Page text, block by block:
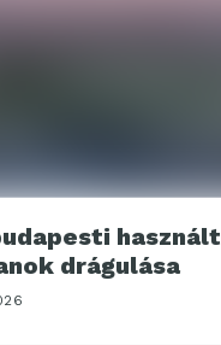
használt
drágulása